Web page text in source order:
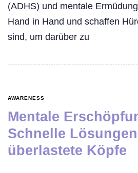
(ADHS) und mentale
Hand in Hand und schaffen
sind, um darüber zu
AWARENESS
Mentale
Schnelle
überlastete Köpfe